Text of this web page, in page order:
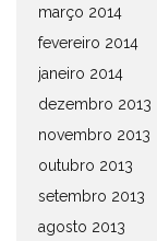
março 2014
fevereiro 2014
janeiro 2014
dezembro 2013
novembro 2013
outubro 2013
setembro 2013
agosto 2013